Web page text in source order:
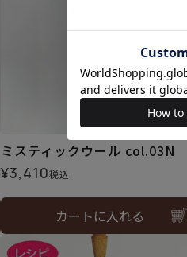
ミスティックウール col.03N
¥3,410税込
カートに入れる